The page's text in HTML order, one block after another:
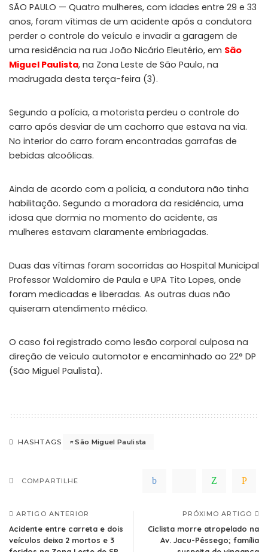
SÃO PAULO — Quatro mulheres, com idades entre 29 e 33
anos, foram vítimas de um acidente após a condutora
perder o controle do veículo e invadir a garagem de
uma residência na rua João Nicário Eleutério, em São
Miguel Paulista, na Zona Leste de São Paulo, na
madrugada desta terça-feira (3).
Segundo a polícia, a motorista perdeu o controle do
carro após desviar de um cachorro que estava na via.
No interior do carro foram encontradas garrafas de
bebidas alcoólicas.
Ainda de acordo com a polícia, a condutora não tinha
habilitação. Segundo a moradora da residência, uma
idosa que dormia no momento do acidente, as
mulheres estavam claramente embriagadas.
Duas das vítimas foram socorridas ao Hospital Municipal
Professor Waldomiro de Paula e UPA Tito Lopes, onde
foram medicadas e liberadas. As outras duas não
quiseram atendimento médico.
O caso foi registrado como lesão corporal culposa na
direção de veículo automotor e encaminhado ao 22° DP
(São Miguel Paulista).
HASHTAGS São Miguel Paulista
COMPARTILHE
ARTIGO ANTERIOR
Acidente entre carreta e dois
veículos deixa 2 mortos e 3
PRÓXIMO ARTIGO
Ciclista morre atropelado na
Av. Jacu-Pêssego; família